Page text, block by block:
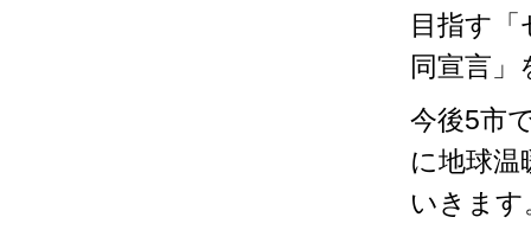
目指す
同宣言」
今後5市
に地球温
いきます